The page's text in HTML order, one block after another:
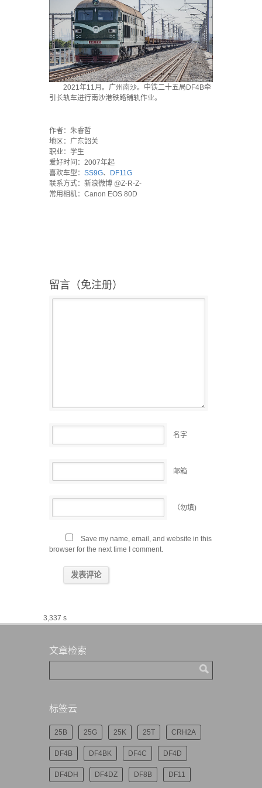
2021年11月。广州南沙。中铁二十五局DF4B牵
引长轨车进行南沙港铁路铺轨作业。
作者：朱睿哲
地区：广东韶关
职业：学生
爱好时间：2007年起
喜欢车型： SS9G、
DF11G
联系方式：新浪微博 @Z-R-Z-
常用相机：Canon EOS 80D
留言（免注册）
名字
邮箱
（勿填)
Save my name, email, and website in this
browser for the next time I comment.
3,337 s
文章检索
标签云
25B 25G 25K 25T CRH2A
DF4B DF4BK DF4C DF4D
DF4DH DF4DZ DF8B DF11